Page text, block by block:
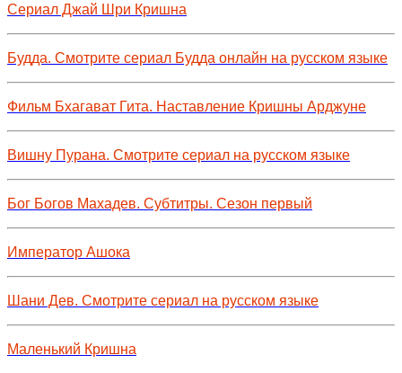
Сериал Джай Шри Кришна
Будда. Смотрите сериал Будда онлайн на русском языке
Фильм Бхагават Гита. Наставление Кришны Арджуне
Вишну Пурана. Смотрите сериал на русском языке
Бог Богов Махадев. Субтитры. Сезон первый
Император Ашока
Шани Дев. Смотрите сериал на русском языке
Маленький Кришна